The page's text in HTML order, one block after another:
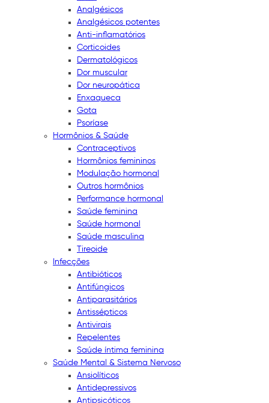
Analgésicos
Analgésicos potentes
Anti-inflamatórios
Corticoides
Dermatológicos
Dor muscular
Dor neuropática
Enxaqueca
Gota
Psoríase
Hormônios & Saúde
Contraceptivos
Hormônios femininos
Modulação hormonal
Outros hormônios
Performance hormonal
Saúde feminina
Saúde hormonal
Saúde masculina
Tireoide
Infecções
Antibióticos
Antifúngicos
Antiparasitários
Antissépticos
Antivirais
Repelentes
Saúde íntima feminina
Saúde Mental & Sistema Nervoso
Ansiolíticos
Antidepressivos
Antipsicóticos